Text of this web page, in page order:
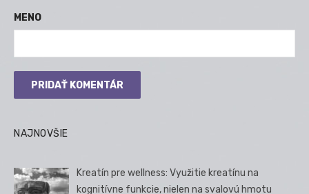
MENO
NAJNOVŠIE
Kreatín pre wellness: Využitie kreatínu na
kognitívne funkcie, nielen na svalovú hmotu